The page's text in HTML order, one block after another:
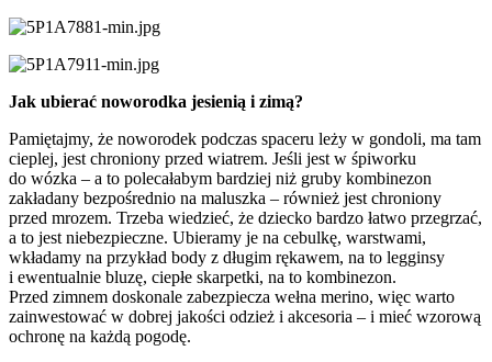
Jak ubierać noworodka jesienią i zimą?
Pamiętajmy, że noworodek podczas spaceru leży w gondoli, ma tam
cieplej, jest chroniony przed wiatrem. Jeśli jest w śpiworku
do wózka – a to polecałabym bardziej niż gruby kombinezon
zakładany bezpośrednio na maluszka – również jest chroniony
przed mrozem. Trzeba wiedzieć, że dziecko bardzo łatwo przegrzać,
a to jest niebezpieczne. Ubieramy je na cebulkę, warstwami,
wkładamy na przykład body z długim rękawem, na to legginsy
i ewentualnie bluzę, ciepłe skarpetki, na to kombinezon.
Przed zimnem doskonale zabezpiecza wełna merino, więc warto
zainwestować w dobrej jakości odzież i akcesoria – i mieć wzorową
ochronę na każdą pogodę.